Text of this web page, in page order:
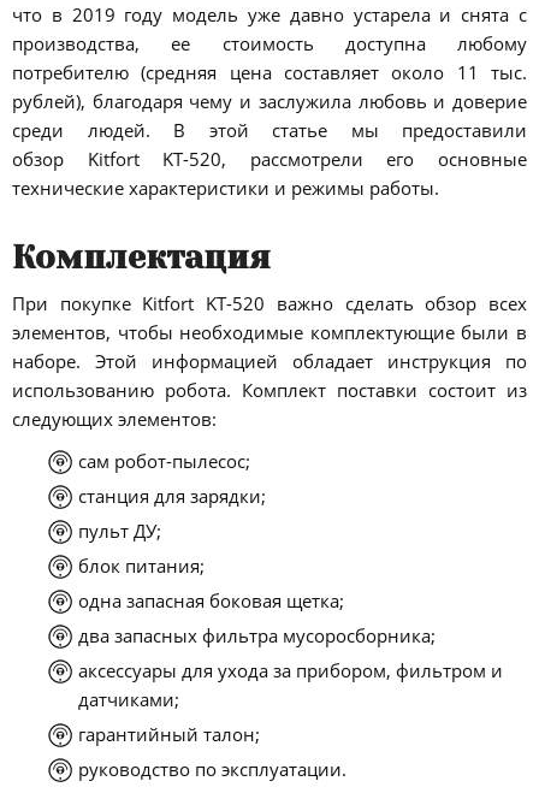
что в 2019 году модель уже давно устарела и снята с
производства, ее стоимость доступна любому
потребителю (средняя цена составляет около 11 тыс.
рублей), благодаря чему и заслужила любовь и доверие
среди людей. В этой статье мы предоставили
обзор Kitfort KT-520, рассмотрели его основные
технические характеристики и режимы работы.
Комплектация
При покупке Kitfort KT-520 важно сделать обзор всех
элементов, чтобы необходимые комплектующие были в
наборе. Этой информацией обладает инструкция по
использованию робота. Комплект поставки состоит из
следующих элементов:
сам робот-пылесос;
станция для зарядки;
пульт ДУ;
блок питания;
одна запасная боковая щетка;
два запасных фильтра мусоросборника;
аксессуары для ухода за прибором, фильтром и
датчиками;
гарантийный талон;
руководство по эксплуатации.